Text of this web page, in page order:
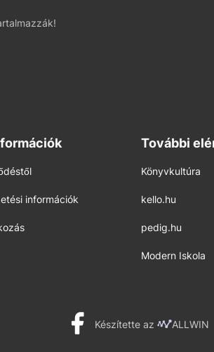
információk
További
Könyvkultúra
kello.hu
pedig.hu
Modern Iskola
Készítette az ALLWIN